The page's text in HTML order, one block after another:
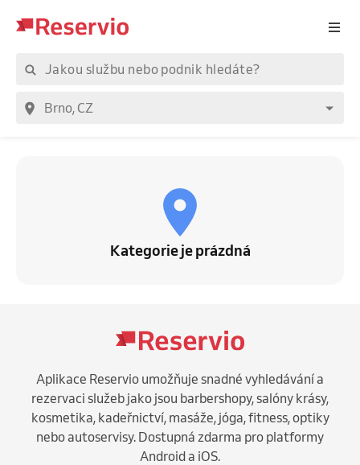
Kategorie je prázdná
Aplikace Reservio umožňuje snadné vyhledávání a
rezervaci služeb jako jsou barbershopy, salóny krásy,
kosmetika, kadeřnictví, masáže, jóga, fitness, optiky
nebo autoservisy. Dostupná zdarma pro platformy
Android a iOS.